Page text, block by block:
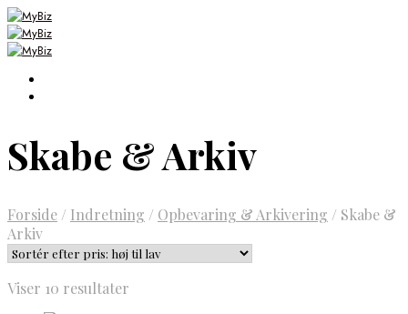
Skabe & Arkiv
Forside / Indretning / Opbevaring & Arkivering / Skabe &
Arkiv
Viser 10 resultater